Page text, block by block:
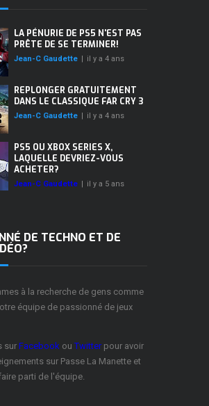
LA PÉNURIE DE PS5 N'EST PAS
PRÊTE DE SE TERMINER!
Jean-C Gaudette | il y a 4 ans
REPLONGER GRATUITEMENT
DANS LE CLASSIQUE FAR CRY 3
Jean-C Gaudette | il y a 4 ans
PS5 OU XBOX SERIES X,
LAQUELLE DEVRIEZ-VOUS
ACHETER?
Jean-C Gaudette | il y a 5 ans
DE TECHNO ET DE
à la recherche de gens comme
équipe de passionné de jeux
surFacebook ouTwitterpour avoir
sur Passe La Manette et
parti de l'équipe.